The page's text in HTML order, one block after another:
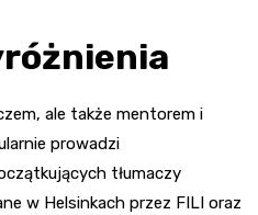
ale także mentorem i
prowadzi
tłumaczy
w Helsinkach przez FILI oraz